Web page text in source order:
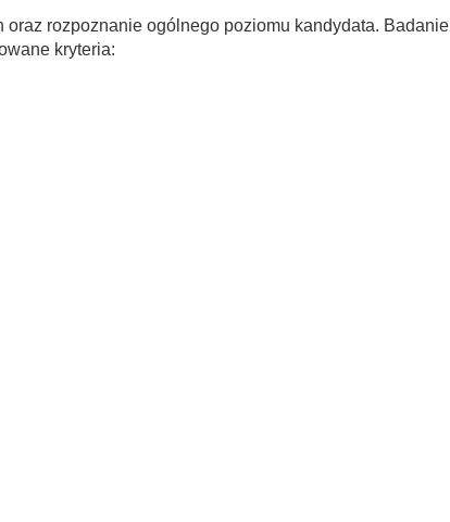
rozpoznanie ogólnego poziomu kandydata. Badanie
kryteria: